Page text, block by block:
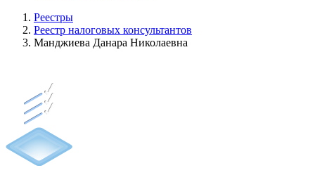
Реестры
Реестр налоговых консультантов
Манджиева Данара Николаевна